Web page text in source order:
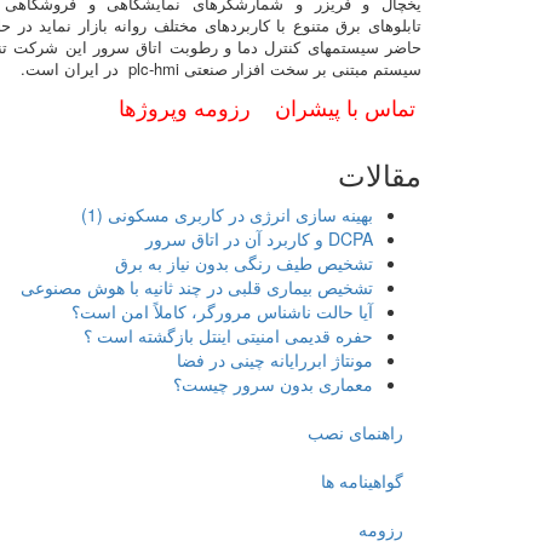
تابلوهای برق متنوع با کاربردهای مختلف روانه بازار نماید در
حاضر سیستمهای کنترل دما و رطوبت اتاق سرور این شرکت
سیستم مبتنی بر سخت افزار صنعتی plc-hmi در ایران است.
تماس با پیشران رزومه وپروژها
مقالات
بهینه سازی انرژی در کاربری مسکونی (1)
DCPA و کاربرد آن در اتاق سرور
تشخیص طیف رنگی بدون نیاز به برق
تشخیص بیماری قلبی در چند ثانیه با هوش مصنوعی
آیا حالت ناشناس مرورگر، کاملاً امن است؟
حفره قدیمی امنیتی اینتل بازگشته است ؟
مونتاژ ابررایانه چینی در فضا
معماری بدون سرور چیست؟
راهنمای نصب
گواهينامه ها
رزومه